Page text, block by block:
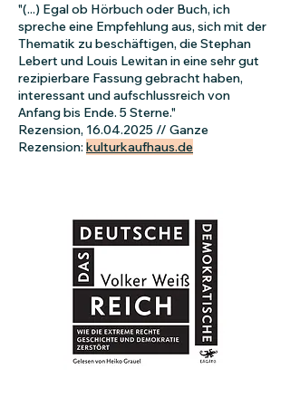
"(...) Egal ob Hörbuch oder Buch, ich
spreche eine Empfehlung aus, sich mit der
Thematik zu beschäftigen, die Stephan
Lebert und Louis Lewitan in eine sehr gut
rezipierbare Fassung gebracht haben,
interessant und aufschlussreich von
Anfang bis Ende. 5 Sterne."
Rezension, 16.04.2025 // Ganze
Rezension: kulturkaufhaus.de